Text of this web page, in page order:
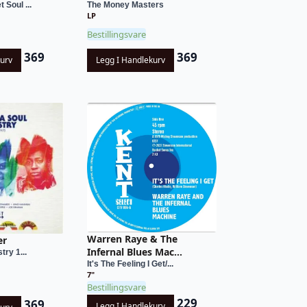
Soul ...
369
The Money Masters
LP
Bestillingsvare
Legg I Handlekurv 369
1...
Warren Raye & The
Infernal Blues Mac...
It's The Feeling I Get/...
7"
Bestillingsvare
229